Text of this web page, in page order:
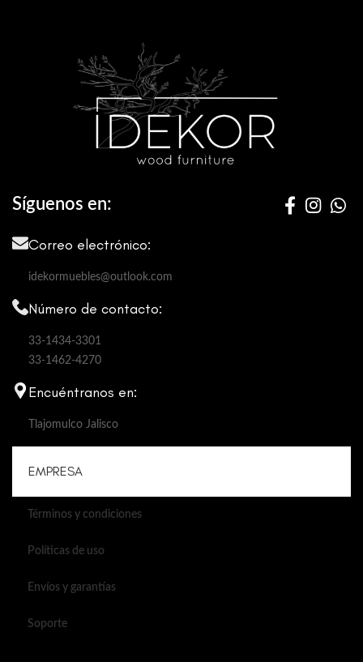
Síguenos en:
Correo electrónico:
idekormuebles@outlook.com
Número de contacto:
33-1434-3301
33-1462-4270
Encuéntranos en:
Tlajomulco Jalisco
EMPRESA
Términos y condiciones
Políticas de uso
Envíos y garantías
Soporte